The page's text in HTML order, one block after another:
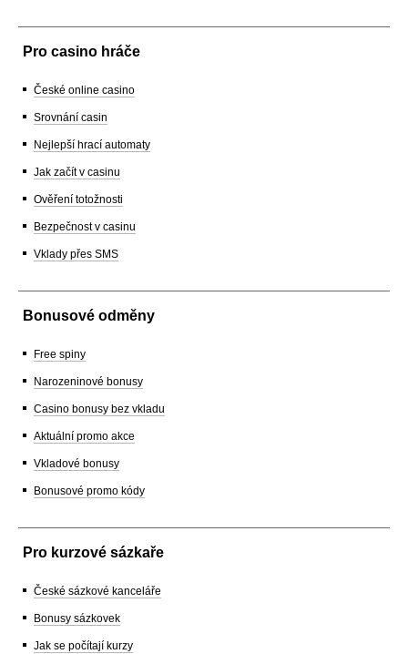
Pro casino hráče
České online casino
Srovnání casin
Nejlepší hrací automaty
Jak začít v casinu
Ověření totožnosti
Bezpečnost v casinu
Vklady přes SMS
Bonusové odměny
Free spiny
Narozeninové bonusy
Casino bonusy bez vkladu
Aktuální promo akce
Vkladové bonusy
Bonusové promo kódy
Pro kurzové sázkaře
České sázkové kanceláře
Bonusy sázkovek
Jak se počítají kurzy